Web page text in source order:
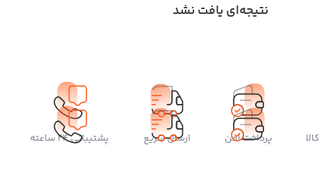
نتیجه‌ای یافت نشد
پرداخت امن ارسال سریع پشتیبانی 24 ساعته